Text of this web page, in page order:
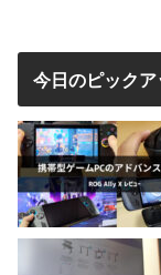
今日のピックア